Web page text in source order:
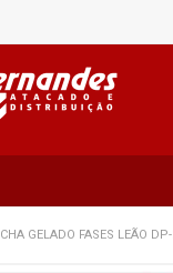
CHA GELADO FASES LEÃO